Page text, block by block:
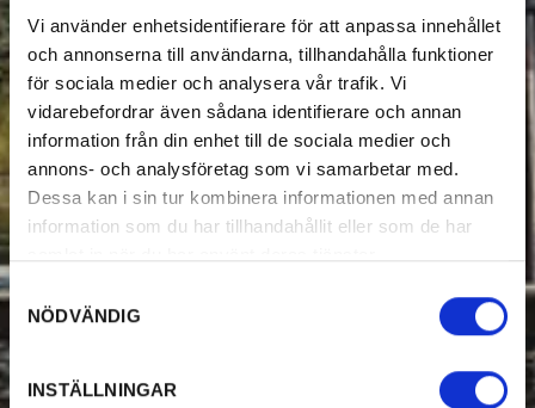
Vi använder enhetsidentifierare för att anpassa innehållet
och annonserna till användarna, tillhandahålla funktioner
för sociala medier och analysera vår trafik. Vi
vidarebefordrar även sådana identifierare och annan
information från din enhet till de sociala medier och
annons- och analysföretag som vi samarbetar med.
Dessa kan i sin tur kombinera informationen med annan
information som du har tillhandahållit eller som de har
Samtyckesval
NÖDVÄNDIG
INSTÄLLNINGAR
Filter Accommodation